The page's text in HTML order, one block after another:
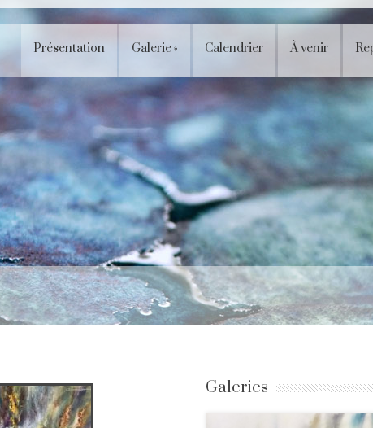
Présentation Galerie» Calendrier À venir
Galeries